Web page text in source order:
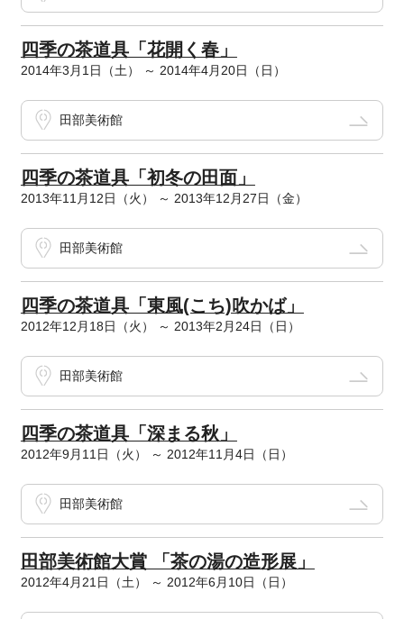
四季の茶道具「花開く春」
2014年3月1日（土） ～ 2014年4月20日（日）
田部美術館
四季の茶道具「初冬の田面」
2013年11月12日（火） ～ 2013年12月27日（金）
田部美術館
四季の茶道具「東風(こち)吹かば」
2012年12月18日（火） ～ 2013年2月24日（日）
田部美術館
四季の茶道具「深まる秋」
2012年9月11日（火） ～ 2012年11月4日（日）
田部美術館
田部美術館大賞 「茶の湯の造形展」
2012年4月21日（土） ～ 2012年6月10日（日）